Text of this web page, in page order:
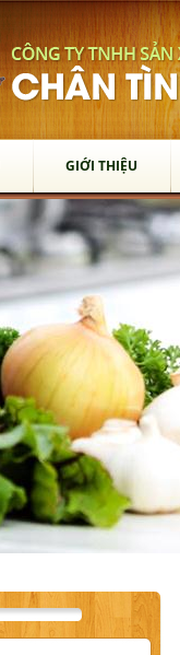
GIỚI THIỆU